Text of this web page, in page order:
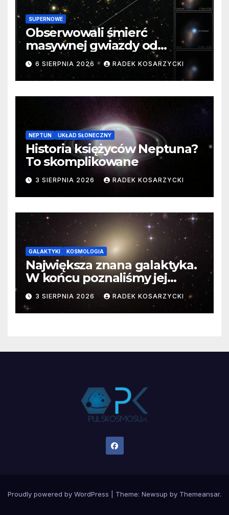
SUPERNOWE
Obserwowali śmierć
masywnej gwiazdy od
samego początku. Niezwykle
cenne dane
6 SIERPNIA 2026 RADEK KOSARZYCKI
NEPTUN UKŁAD SŁONECZNY
Historia księżyców Neptuna?
To skomplikowane
3 SIERPNIA 2026 RADEK KOSARZYCKI
GALAKTYKI KOSMOLOGIA
Największa znana galaktyka.
W końcu poznaliśmy jej
faktyczne wymiary
3 SIERPNIA 2026 RADEK KOSARZYCKI
Proudly powered by WordPress Theme: Newsup by Themeansar.